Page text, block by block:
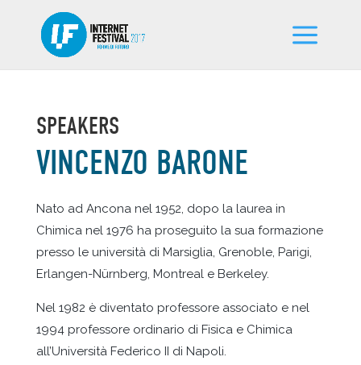
SPEAKERS
VINCENZO BARONE
Nato ad Ancona nel 1952, dopo la laurea in
Chimica nel 1976 ha proseguito la sua formazione
presso le università di Marsiglia, Grenoble, Parigi,
Erlangen-Nürnberg, Montreal e Berkeley.
Nel 1982 è diventato professore associato e nel
1994 professore ordinario di Fisica e Chimica
all’Università Federico II di Napoli.